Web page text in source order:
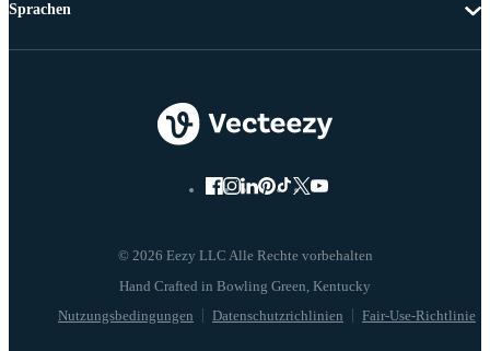
© 2026 Eezy LLC Alle Rechte vorbehalten
Nutzungsbedingungen Datenschutzrichlinien Fair-Use-Richtlinie
Sprachen